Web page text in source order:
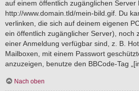
auf einem öffentlich zugänglichen Server
http://www.domain.tld/mein-bild.gif. Du
verlinken, die sich auf deinem eigenen
ein öffentlich zugänglicher Server), noch
einer Anmeldung verfügbar sind, z. B.
Mailboxen, mit einem Passwort
anzuzeigen, benutze den BBCode-Tag
Nach oben